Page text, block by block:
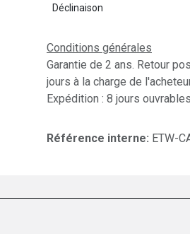
Déclinaison
Conditions générales
Garantie de 2 ans. Retour
jours à la charge de
Expédition : 8 jours ouvrables
Référence interne: ETW-